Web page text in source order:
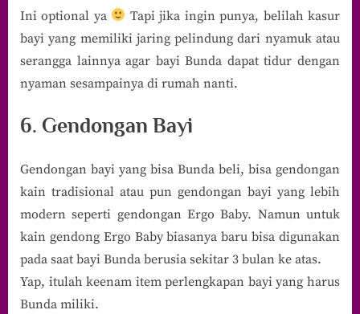
Ini optional ya
Tapi jika ingin punya, belilah kasur
bayi yang memiliki jaring pelindung dari nyamuk atau
serangga lainnya agar bayi Bunda dapat tidur dengan
nyaman sesampainya di rumah nanti.
6. Gendongan Bayi
Gendongan bayi yang bisa Bunda beli, bisa gendongan
kain tradisional atau pun gendongan bayi yang lebih
modern seperti gendongan Ergo Baby. Namun untuk
kain gendong Ergo Baby biasanya baru bisa digunakan
pada saat bayi Bunda berusia sekitar 3 bulan ke atas.
Yap, itulah keenam item perlengkapan bayi yang harus
Bunda miliki.